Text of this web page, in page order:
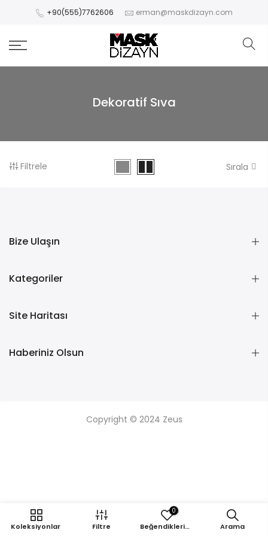
+90(555)7762606 erman@maskdizayn.com
Dekoratif Sıva
Filtrele Sırala
Bize Ulaşın
Kategoriler
Site Haritası
Haberiniz Olsun
Copyright © 2024 Zeus
Koleksiyonlar Filtre
0
Beğendikleriniz Arama